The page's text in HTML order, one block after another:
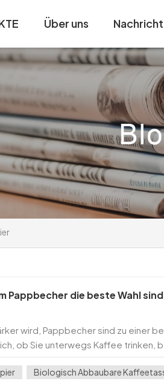
Über uns Nachricht
Pappbecher die beste Wahl sind
wird, Pappbecher sind zu einer
ob Sie unterwegs Kaffee trinken,
Pappbecher bieten eine
Biologisch Abbaubare